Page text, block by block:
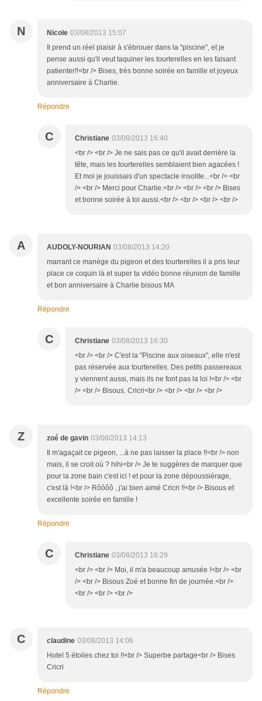
N Nicole 03/08/2013 15:07
Il prend un réel plaisir à s'ébrouer dans la "piscine", et je
pense aussi qu'il veut taquiner les tourterelles en les faisant
patienter!!<br /> Bises, très bonne soirée en famille et joyeux
anniversaire à Charlie.
Répondre
C Christiane 03/08/2013 16:40
<br /> <br /> Je ne sais pas ce qu'il avait derrière la
tête, mais les tourterelles semblaient bien agacées !
Et moi je jouissais d'un spectacle insolite...<br /> <br
/> <br /> Merci pour Charlie.<br /> <br /> <br /> Bises
et bonne soirée à toi aussi.<br /> <br /> <br /> <br />
A AUDOLY-NOURIAN 03/08/2013 14:20
marrant ce manège du pigeon et des tourterelles il a pris leur
place ce coquin là et super ta vidéo bonne réunion de famille
et bon anniversaire à Charlie bisous MA
Répondre
C Christiane 03/08/2013 16:30
<br /> <br /> C'est la "Piscine aux oiseaux", elle n'est
pas réservée aux tourterelles. Des petits passereaux
y viennent aussi, mais ils ne font pas la loi !<br /> <br
/> <br /> Bisous. Cricri<br /> <br /> <br /> <br />
Z zoé de gavin 03/08/2013 14:13
Il m'agaçait ce pigeon, ...à ne pas laisser la place !!<br /> non
mais, il se croit où ? hihi<br /> Je te suggères de marquer que
pour la zone bain c'est ici ! et pour la zone dépoussiérage,
c'est là !<br /> Rôôôô , j'ai bien aimé Cricri !!<br /> Bisous et
excellente soirée en famille !
Répondre
C Christiane 03/08/2013 16:29
<br /> <br /> Moi, il m'a beaucoup amusée !<br /> <br
/> <br /> Bisous Zoé et bonne fin de journée.<br />
<br /> <br /> <br />
C claudine 03/08/2013 14:06
Hotel 5 étoiles chez toi !!<br /> Superbe partage<br /> Bises
Cricri
Répondre